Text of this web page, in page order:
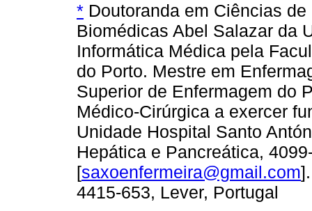
* Doutoranda em Ciências
Biomédicas Abel Salazar da
Informática Médica pela
do Porto. Mestre em
Superior de Enfermagem do
Médico-Cirúrgica a exercer
Unidade Hospital Santo
Hepática e Pancreática,
[saxoenfermeira@gmail.com
4415-653, Lever, Portugal